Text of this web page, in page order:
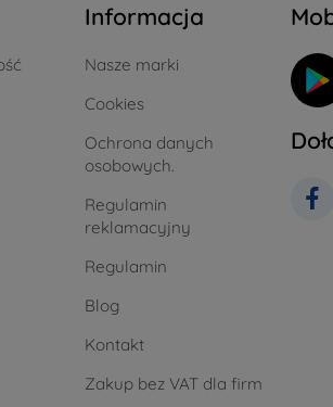
Informacja
Nasze marki
Cookies
Ochrona danych
osobowych.
Regulamin
reklamacyjny
Regulamin
Blog
Kontakt
Zakup bez VAT dla firm